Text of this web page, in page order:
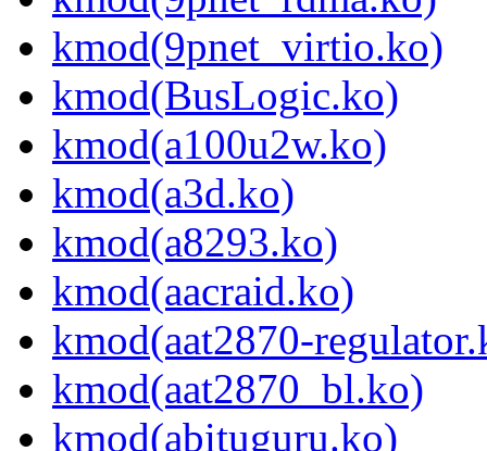
kmod(9pnet_virtio.ko)
kmod(BusLogic.ko)
kmod(a100u2w.ko)
kmod(a3d.ko)
kmod(a8293.ko)
kmod(aacraid.ko)
kmod(aat2870-
kmod(aat2870_bl.ko)
kmod(abituguru.ko)